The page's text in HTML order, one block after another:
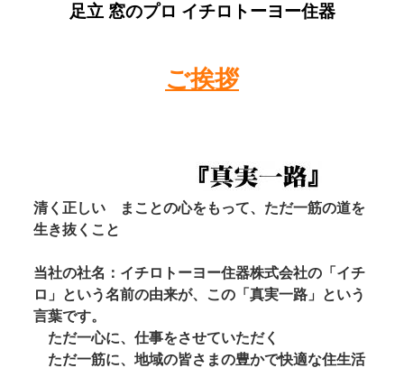
足立 窓のプロ イチロトーヨー住器
ご挨拶